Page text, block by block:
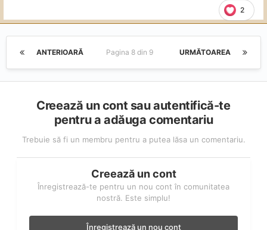
2
ANTERIOARĂ URMĂTOAREA
Pagina 8 din 9
Creează un cont sau autentifică-te
pentru a adăuga comentariu
Trebuie să fi un membru pentru a putea lăsa un comentariu.
Creează un cont
Înregistrează-te pentru un nou cont în comunitatea
nostră. Este simplu!
Înregistrează un nou cont